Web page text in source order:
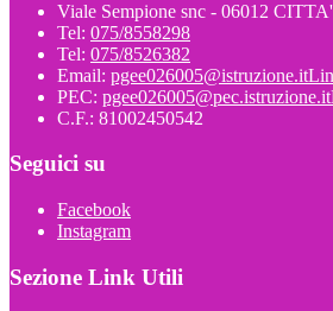
Viale Sempione snc - 06012
Tel: 075/8558298
Tel: 075/8526382
Email: pgee026005@istruzione.it
PEC: pgee026005@pec.istruzione.it
C.F.: 81002450542
Seguici su
Facebook
Instagram
Sezione Link Utili